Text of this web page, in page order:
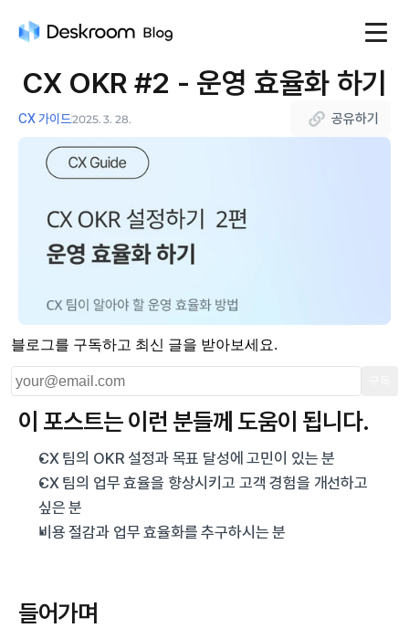
CX OKR #2 - 운영 효율화 하기
CX 가이드2025. 3. 28. 공유하기
블로그를 구독하고 최신 글을 받아보세요.
이 포스트는 이런 분들께 도움이 됩니다.
CX 팀의 OKR 설정과 목표 달성에 고민이 있는 분
CX 팀의 업무 효율을 향상시키고 고객 경험을 개선하고
싶은 분
비용 절감과 업무 효율화를 추구하시는 분
들어가며